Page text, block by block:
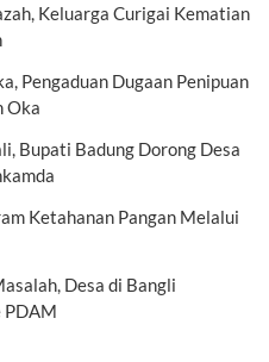
Keluarga Curigai Kematian
Pengaduan Dugaan Penipuan
Oka
Bupati Badung Dorong Desa
Ketahanan Pangan Melalui
Desa di Bangli
PDAM